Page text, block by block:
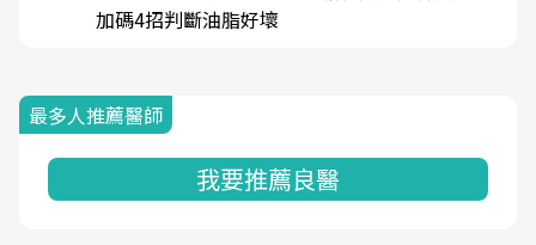
加碼4招判斷油脂好壞
最多人推薦醫師
我要推薦良醫